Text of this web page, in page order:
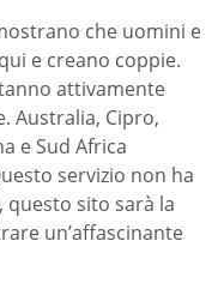
che uomini e
e creano coppie.
attivamente
Australia, Cipro,
e Sud Africa
servizio non ha
sito sarà la
un’affascinante